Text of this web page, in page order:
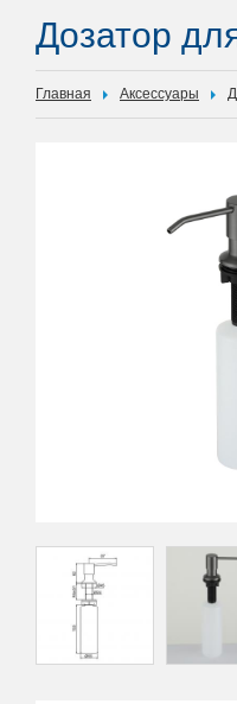
Дозатор
Главная Аксессуары